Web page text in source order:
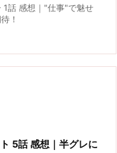
1話 感想｜"仕事"で魅せ
！
5話 感想｜半グレに